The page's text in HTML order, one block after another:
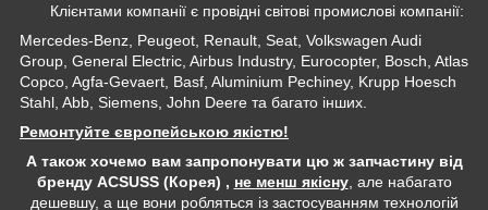
Клієнтами компанії є провідні світові промислові компанії:
Mercedes-Benz, Peugeot, Renault, Seat, Volkswagen Audi
Group, General Electric, Airbus Industry, Eurocopter, Bosch, Atlas
Copco, Agfa-Gevaert, Basf, Aluminium Pechiney, Krupp Hoesch
Stahl, Abb, Siemens, John Deere та багато інших.
Ремонтуйте європейською якістю!
А також хочемо вам запропонувати цю ж запчастину від
бренду ACSUSS (Корея) , не менш якісну, але набагато
дешевшу, а ще вони робляться із застосуванням технологій